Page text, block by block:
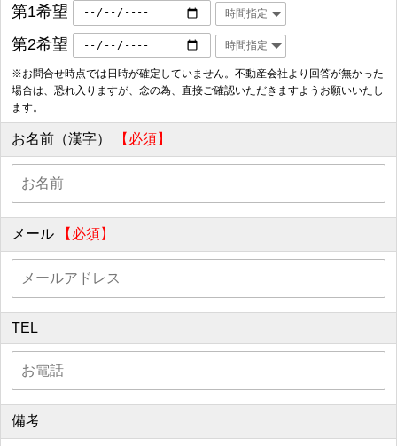
第1希望
第2希望
※お問合せ時点では日時が確定していません。不動産会社より回答が無かった
場合は、恐れ入りますが、念の為、直接ご確認いただきますようお願いいたし
ます。
お名前（漢字） 【必須】
メール 【必須】
TEL
備考